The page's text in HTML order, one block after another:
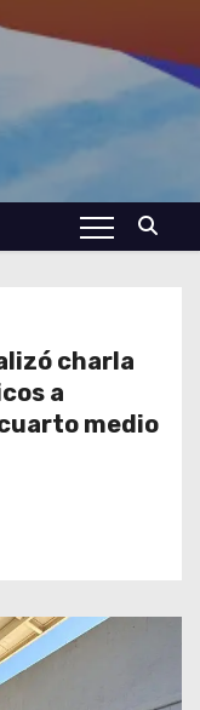
charla
a
medio